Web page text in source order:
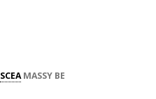
SCEAMASSY BE